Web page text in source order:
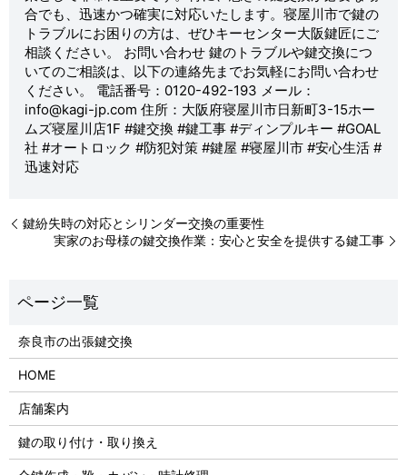
合でも、迅速かつ確実に対応いたします。寝屋川市で鍵の
トラブルにお困りの方は、ぜひキーセンター大阪鍵匠にご
相談ください。 お問い合わせ 鍵のトラブルや鍵交換につ
いてのご相談は、以下の連絡先までお気軽にお問い合わせ
ください。 電話番号：0120-492-193 メール：
info@kagi-jp.com 住所：大阪府寝屋川市日新町3-15ホー
ムズ寝屋川店1F #鍵交換 #鍵工事 #ディンプルキー #GOAL
社 #オートロック #防犯対策 #鍵屋 #寝屋川市 #安心生活 #
迅速対応
鍵紛失時の対応とシリンダー交換の重要性
実家のお母様の鍵交換作業：安心と安全を提供する鍵工事
奈良市の出張鍵交換
HOME
店舗案内
鍵の取り付け・取り換え